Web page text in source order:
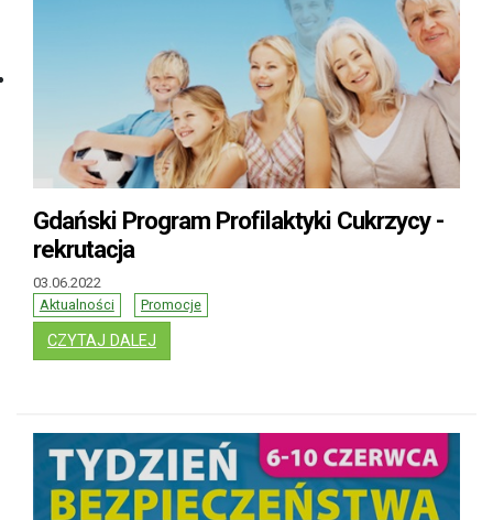
Gdański Program Profilaktyki Cukrzycy -
rekrutacja
03.06.2022
Aktualności
Promocje
CZYTAJ DALEJ